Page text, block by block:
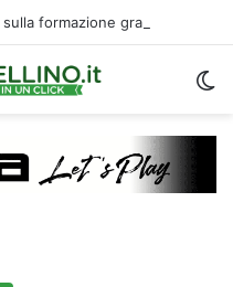
formazione granata